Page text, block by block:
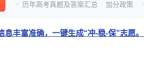
历年高考真题及答案汇总
加分政策
丰富准确，一键生成“冲-稳-保”志愿。